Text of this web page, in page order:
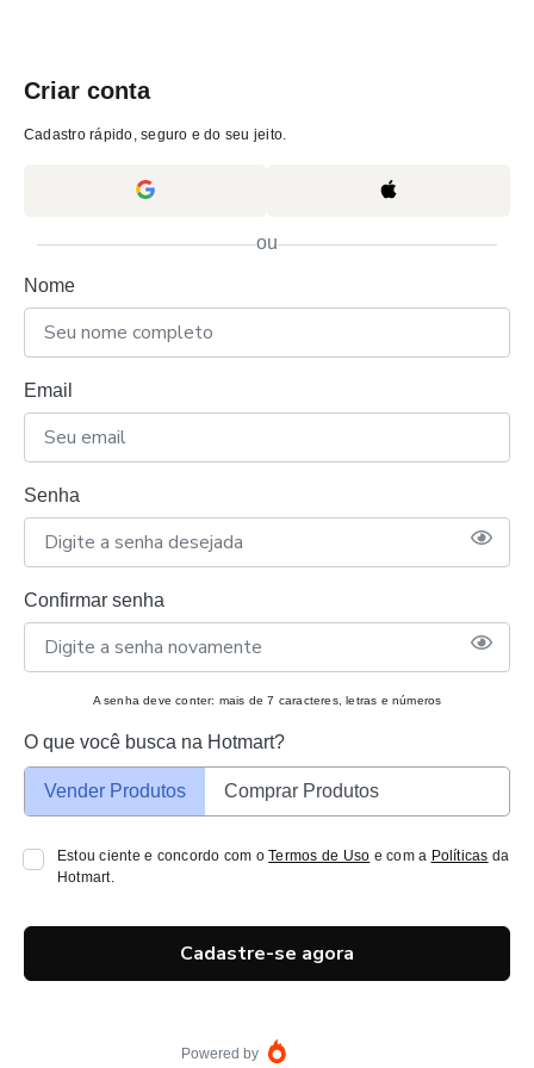
Criar conta
Cadastro rápido, seguro e do seu jeito.
ou
Nome
Email
Senha
Confirmar senha
A senha deve conter: mais de 7 caracteres, letras e números
O que você busca na Hotmart?
Vender Produtos Comprar Produtos
Estou ciente e concordo com oTermos de Uso e com a Políticas da
Hotmart.
Cadastre-se agora
Powered by